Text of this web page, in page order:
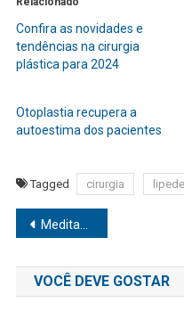
Confira as novidades e
tendências na cirurgia
plástica para 2024
Otoplastia recupera a
autoestima dos pacientes
Tagged cirurgia
Navegação
de
Post
Meditação: Você Sabia Que Pode Transformar Sua Vida?
VOCÊ DEVE GOSTAR